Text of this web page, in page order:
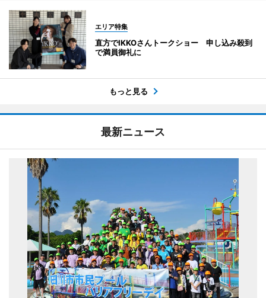
エリア特集
直方でIKKOさんトークショー 申し込み殺到
で満員御礼に
もっと見る
最新ニュース